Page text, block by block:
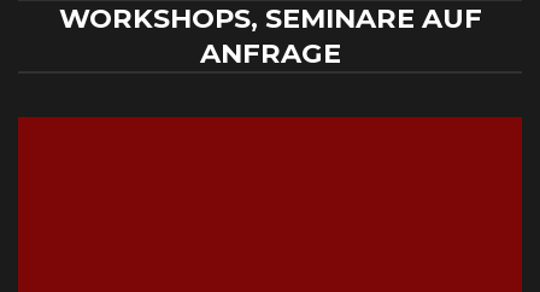
WORKSHOPS, SEMINARE AUF
ANFRAGE